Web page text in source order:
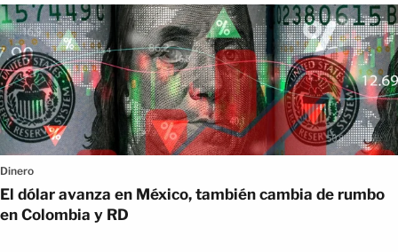
Dinero
El dólar avanza en México, también cambia de rumbo
en Colombia y RD